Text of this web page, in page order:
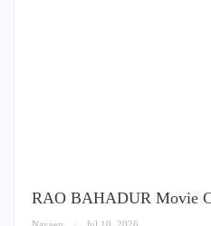
RAO BAHADUR Movie